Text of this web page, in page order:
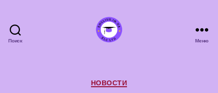
Поиск Меню
Рубрики
НОВОСТИ